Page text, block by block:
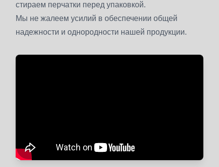
стираем перчатки перед упаковкой.
Мы не жалеем усилий в обеспечении общей
надежности и однородности нашей продукции.